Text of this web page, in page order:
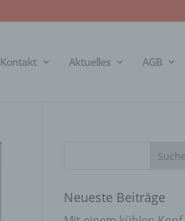
Kontakt Aktuelles AGB
Neueste Beiträge